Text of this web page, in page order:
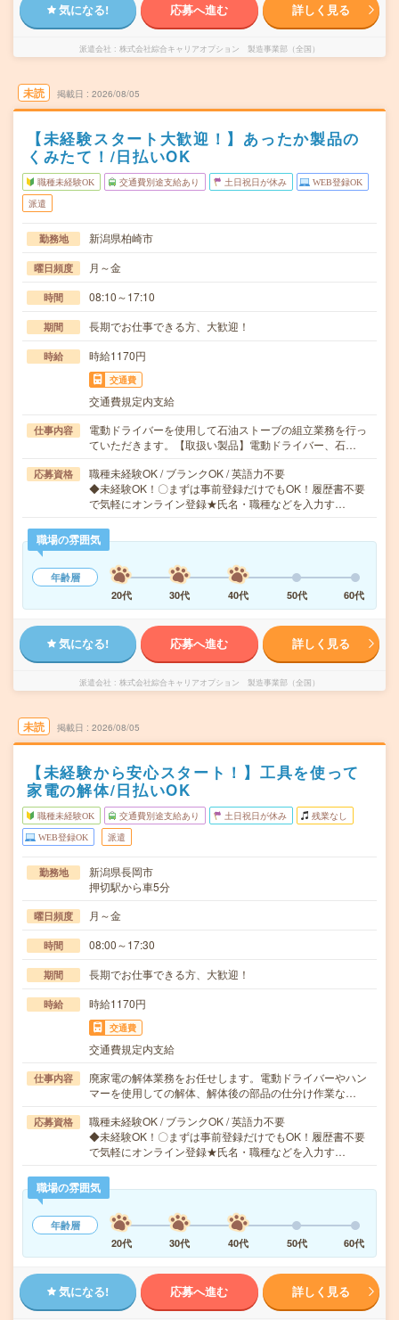
気になる! 応募へ進む 詳しく見る
派遣会社 株式会社綜合キャリアオプション 製造事業部（全国）
未読 掲載日 2026/08/05
【未経験スタート大歓迎！】あったか製品の
くみたて！/日払いOK
職種未経験OK 交通費別途支給あり 土日祝日が休み WEB登録OK
派遣
勤務地 新潟県柏崎市
曜日頻度 月～金
時間 08:10～17:10
期間 長期でお仕事できる方、大歓迎！
時給 時給1170円
交通費
交通費規定内支給
仕事内容
電動ドライバーを使用して石油ストーブの組立業務を行っ
ていただきます。【取扱い製品】電動ドライバー、石…
応募資格
職種未経験OK / ブランクOK / 英語力不要
◆未経験OK！〇まずは事前登録だけでもOK！履歴書不要
で気軽にオンライン登録★氏名・職種などを入力す…
職場の雰囲気
年齢層
20代
30代 40代 50代 60代
気になる! 応募へ進む 詳しく見る
派遣会社 株式会社綜合キャリアオプション 製造事業部（全国）
未読 掲載日 2026/08/05
【未経験から安心スタート！】工具を使って
家電の解体/日払いOK
職種未経験OK 交通費別途支給あり 土日祝日が休み 残業なし
WEB登録OK 派遣
勤務地
新潟県長岡市
押切駅から車5分
曜日頻度 月～金
時間 08:00～17:30
期間 長期でお仕事できる方、大歓迎！
時給 時給1170円
交通費
交通費規定内支給
仕事内容
廃家電の解体業務をお任せします。電動ドライバーやハン
マーを使用しての解体、解体後の部品の仕分け作業な…
応募資格
職種未経験OK / ブランクOK / 英語力不要
◆未経験OK！〇まずは事前登録だけでもOK！履歴書不要
で気軽にオンライン登録★氏名・職種などを入力す…
職場の雰囲気
年齢層
20代
30代 40代 50代 60代
気になる! 応募へ進む 詳しく見る